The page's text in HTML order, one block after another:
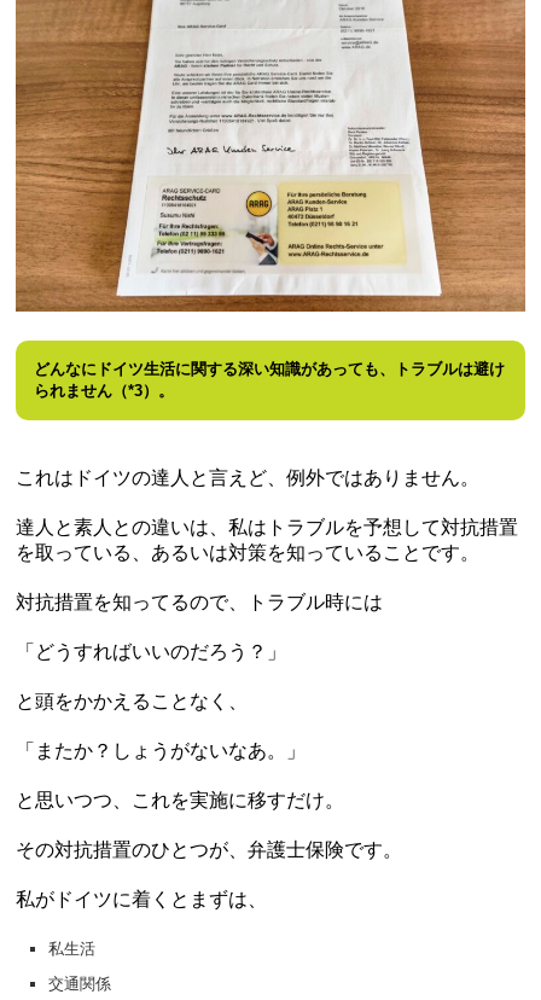
どんなにドイツ生活に関する深い知識があっても、トラブルは避け
られません（*3）。
これはドイツの達人と言えど、例外ではありません。
達人と素人との違いは、私はトラブルを予想して対抗措置
を取っている、あるいは対策を知っていることです。
対抗措置を知ってるので、トラブル時には
「どうすればいいのだろう？」
と頭をかかえることなく、
「またか？しょうがないなあ。」
と思いつつ、これを実施に移すだけ。
その対抗措置のひとつが、弁護士保険です。
私がドイツに着くとまずは、
私生活
交通関係